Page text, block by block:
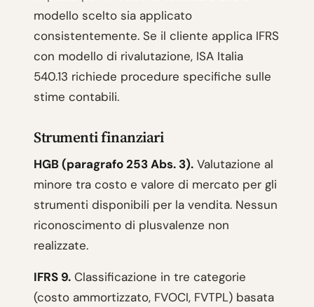
modello scelto sia applicato
consistentemente. Se il cliente applica IFRS
con modello di rivalutazione, ISA Italia
540.13 richiede procedure specifiche sulle
stime contabili.
Strumenti finanziari
HGB (paragrafo 253 Abs. 3). Valutazione al
minore tra costo e valore di mercato per gli
strumenti disponibili per la vendita. Nessun
riconoscimento di plusvalenze non
realizzate.
IFRS 9. Classificazione in tre categorie
(costo ammortizzato, FVOCI, FVTPL) basata